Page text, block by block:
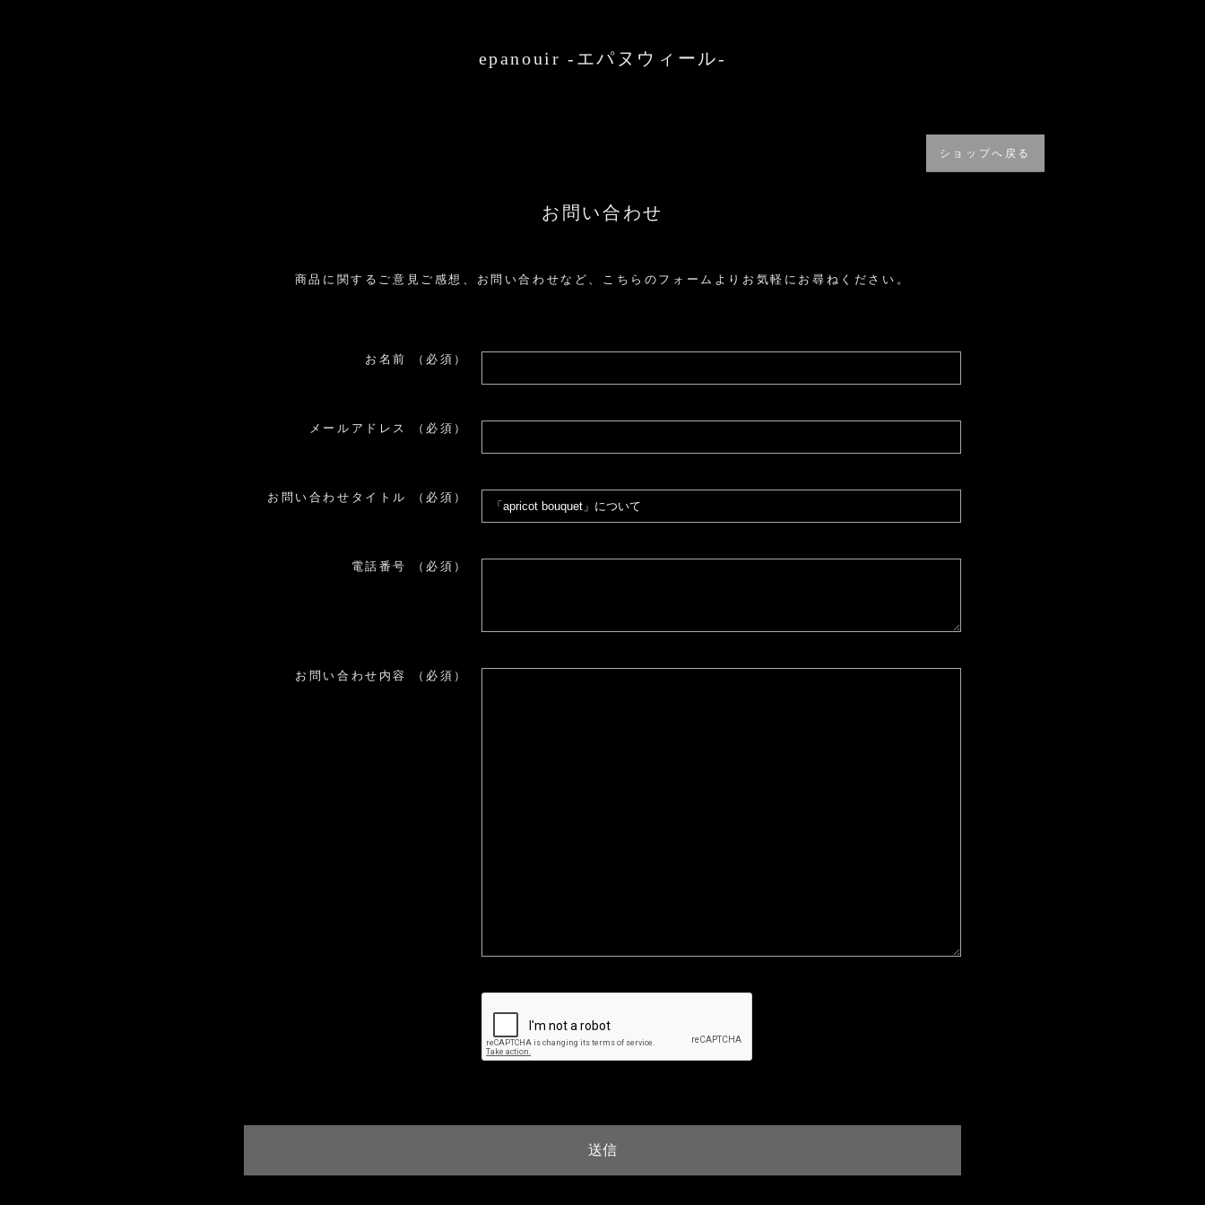
epanouir -エパヌウィール-
ショップへ戻る
お問い合わせ
商品に関するご意見ご感想、お問い合わせなど、こちらのフォームよりお気軽にお尋ねください。
お名前 （必須）
メールアドレス （必須）
お問い合わせタイトル （必須）
電話番号 （必須）
お問い合わせ内容 （必須）